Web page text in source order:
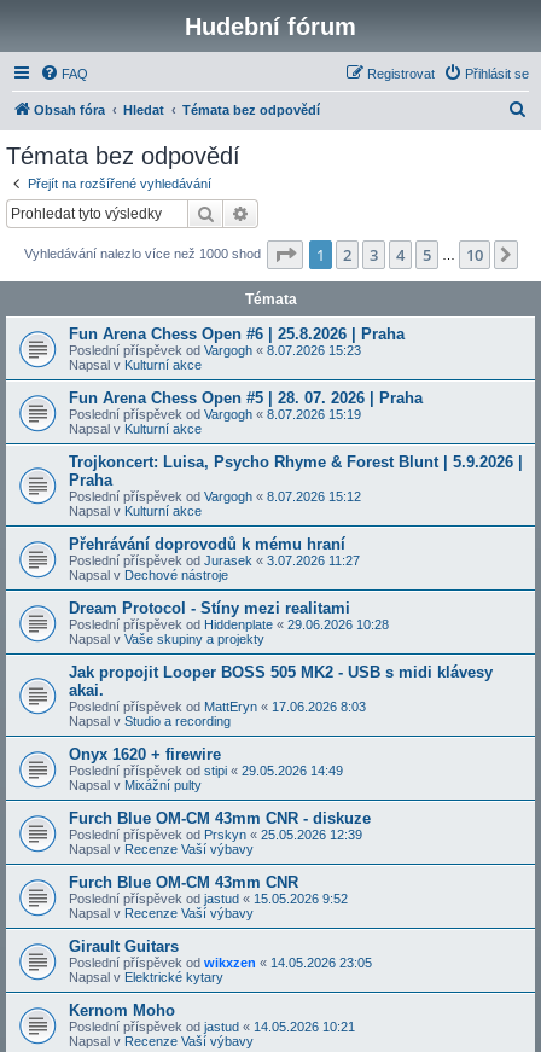
Hudební fórum
FAQ Přihlásit se
Registrovat
Obsah fóra Hledat Témata bez odpovědí
Témata bez odpovědí
Přejít na rozšířené vyhledávání
Hledat
Vyhledávání nalezlo více než 1000 shod Stránka z 10
1 2 3 4 5 10
Témata
Fun Arena Chess Open #6 | 25.8.2026 | Praha
Poslední příspěvek od Vargogh « 8.07.2026 15:23
Napsal v Kulturní akce
Fun Arena Chess Open #5 | 28. 07. 2026 | Praha
Poslední příspěvek od Vargogh « 8.07.2026 15:19
Napsal v Kulturní akce
Trojkoncert: Luisa, Psycho Rhyme & Forest Blunt | 5.9.2026 |
Praha
Poslední příspěvek od Vargogh « 8.07.2026 15:12
Napsal v Kulturní akce
Přehrávání doprovodů k mému hraní
Poslední příspěvek od Jurasek « 3.07.2026 11:27
Napsal v Dechové nástroje
Dream Protocol - Stíny mezi realitami
Poslední příspěvek od Hiddenplate « 29.06.2026 10:28
Napsal v Vaše skupiny a projekty
Jak propojit Looper BOSS 505 MK2 - USB s midi klávesy
akai.
Poslední příspěvek od MattEryn « 17.06.2026 8:03
Napsal v Studio a recording
Onyx 1620 + firewire
Poslední příspěvek od stipi « 29.05.2026 14:49
Napsal v Mixážní pulty
Furch Blue OM-CM 43mm CNR - diskuze
Poslední příspěvek od Prskyn « 25.05.2026 12:39
Napsal v Recenze Vaší výbavy
Furch Blue OM-CM 43mm CNR
Poslední příspěvek od jastud « 15.05.2026 9:52
Napsal v Recenze Vaší výbavy
Girault Guitars
Poslední příspěvek od wikxzen « 14.05.2026 23:05
Napsal v Elektrické kytary
Kernom Moho
Poslední příspěvek od jastud « 14.05.2026 10:21
Napsal v Recenze Vaší výbavy